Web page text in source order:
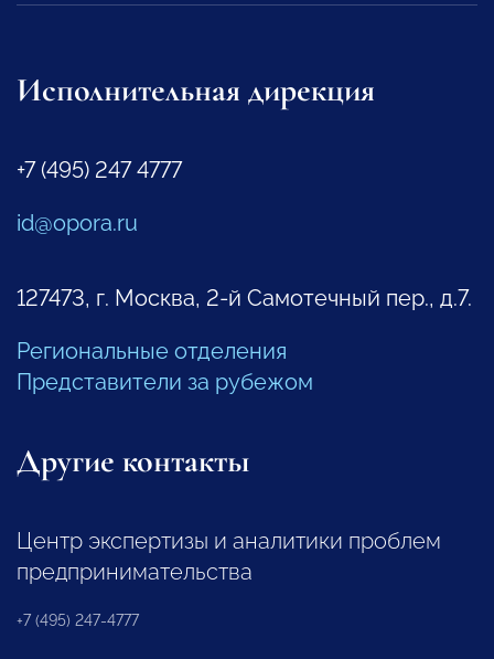
Исполнительная дирекция
+7 (495) 247 4777
id@opora.ru
127473, г. Москва, 2-й Самотечный пер., д.7.
Региональные отделения
Представители за рубежом
Другие контакты
Центр экспертизы и аналитики проблем
предпринимательства
+7 (495) 247-4777